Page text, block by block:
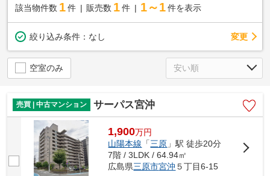
該当物件数 1件 販売数 1 件 1～1 件を表示
絞り込み条件： なし 変更
空室のみ
売買 | 中古マンション サーパス宮沖
1,900万円
山陽本線 「三原 」駅 徒歩20分
7階 / 3LDK / 64.94㎡
広島県三原市宮沖 ５丁目6-15